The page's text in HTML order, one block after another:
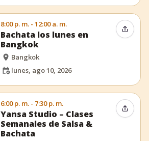
8:00 p. m. - 12:00 a. m.
Bachata los lunes en
Bangkok
Bangkok
lunes, ago 10, 2026
6:00 p. m. - 7:30 p. m.
Yansa Studio – Clases
Semanales de Salsa &
Bachata